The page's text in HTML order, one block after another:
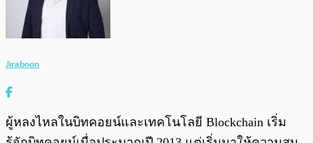
Jiraboon
ผู้หลงไหลในบิทคอยน์และเทคโนโลยี Blockchain เริ่ม